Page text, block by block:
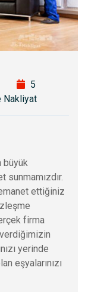
5
Nakliyat
büyük
sunmamızdır.
ettiğiniz
firma
yerinde
eşyalarınızı